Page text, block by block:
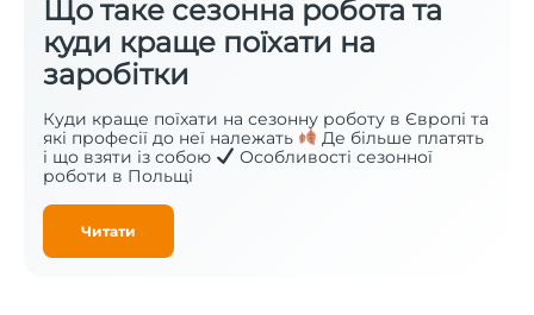
Що таке сезонна робота та
куди краще поїхати на
заробітки
Куди краще поїхати на сезонну роботу в Європі та
які професії до неї належать
Де більше платять
і що взяти із собою
Особливості сезонної
роботи в Польщі
Читати